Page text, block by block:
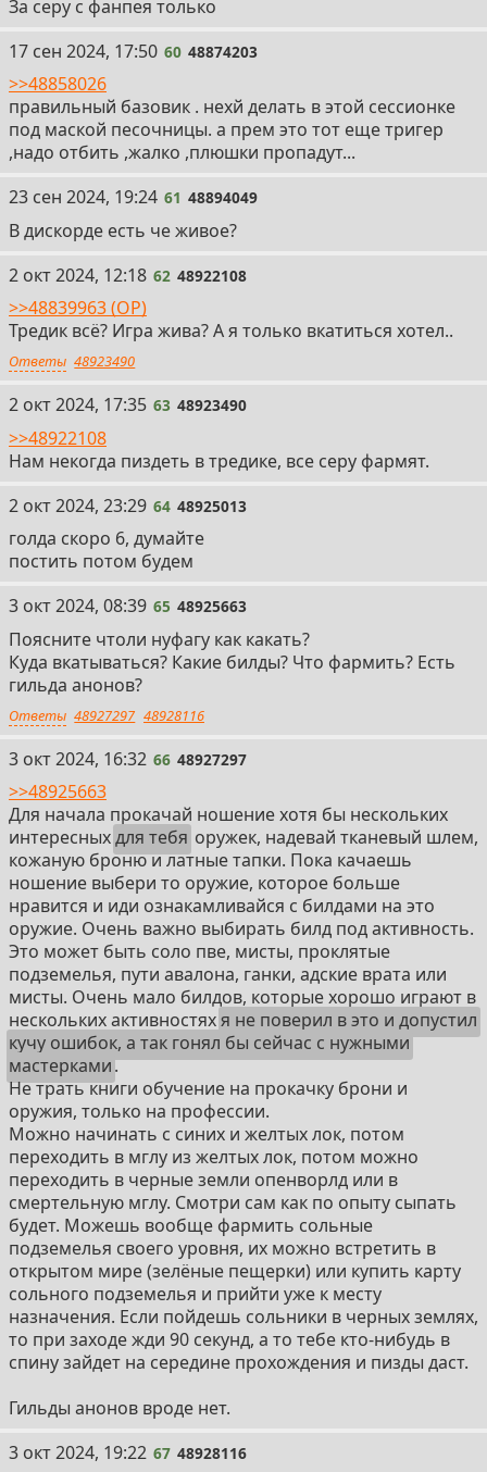
За серу с фанпея только
60
17 сен 2024, 17:50 60 48874203
>>48858026
правильный базовик . нехй делать в этой сессионке
под маской песочницы. а прем это тот еще тригер
,надо отбить ,жалко ,плюшки пропадут...
61
23 сен 2024, 19:24 61 48894049
В дискорде есть че живое?
62
2 окт 2024, 12:18 62 48922108
>>48839963 (OP)
Тредик всё? Игра жива? А я только вкатиться хотел..
Ответы 48923490
63
2 окт 2024, 17:35 63 48923490
>>48922108
Нам некогда пиздеть в тредике, все серу фармят.
64
2 окт 2024, 23:29 64 48925013
голда скоро 6, думайте
постить потом будем
65
3 окт 2024, 08:39 65 48925663
Поясните чтоли нуфагу как какать?
Куда вкатываться? Какие билды? Что фармить? Есть
гильда анонов?
Ответы 48927297 48928116
66
3 окт 2024, 16:32 66 48927297
>>48925663
Для начала прокачай ношение хотя бы нескольких
интересныхдля тебя оружек, надевай тканевый шлем,
кожаную броню и латные тапки. Пока качаешь
ношение выбери то оружие, которое больше
нравится и иди ознакамливайся с билдами на это
оружие. Очень важно выбирать билд под активность.
Это может быть соло пве, мисты, проклятые
подземелья, пути авалона, ганки, адские врата или
мисты. Очень мало билдов, которые хорошо играют в
нескольких активностяхя не поверил в это и допустил
кучу ошибок, а так гонял бы сейчас с нужными
мастерками.
Не трать книги обучение на прокачку брони и
оружия, только на профессии.
Можно начинать с синих и желтых лок, потом
переходить в мглу из желтых лок, потом можно
переходить в черные земли опенворлд или в
смертельную мглу. Смотри сам как по опыту сыпать
будет. Можешь вообще фармить сольные
подземелья своего уровня, их можно встретить в
открытом мире (зелёные пещерки) или купить карту
сольного подземелья и прийти уже к месту
назначения. Если пойдешь сольники в черных землях,
то при заходе жди 90 секунд, а то тебе кто-нибудь в
спину зайдет на середине прохождения и пизды даст.
Гильды анонов вроде нет.
67
3 окт 2024, 19:22 67 48928116